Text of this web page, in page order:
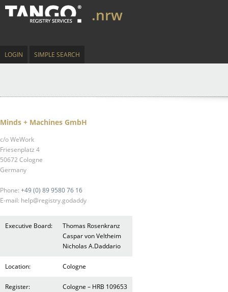
.nrw
LOGIN SIMPLE SEARCH
Minds + Machines GmbH
c/o WeWork
Friesenplatz 4
50672 Cologne
Germany
Phone: +49 (0) 89 9580 76 16
E-mail: help@registry.godaddy
Executive Board:
Thomas Rosenkranz
Caspar von Veltheim
Nicholas A.Daddario
Location: Cologne
Register: Cologne – HRB 109653